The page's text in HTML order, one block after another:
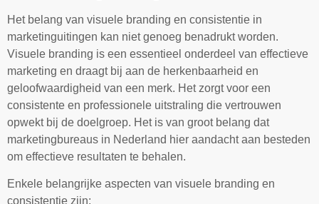
Het belang van visuele branding en consistentie in
marketinguitingen kan niet genoeg benadrukt worden.
Visuele branding is een essentieel onderdeel van effectieve
marketing en draagt bij aan de herkenbaarheid en
geloofwaardigheid van een merk. Het zorgt voor een
consistente en professionele uitstraling die vertrouwen
opwekt bij de doelgroep. Het is van groot belang dat
marketingbureaus in Nederland hier aandacht aan besteden
om effectieve resultaten te behalen.
Enkele belangrijke aspecten van visuele branding en
consistentie zijn: